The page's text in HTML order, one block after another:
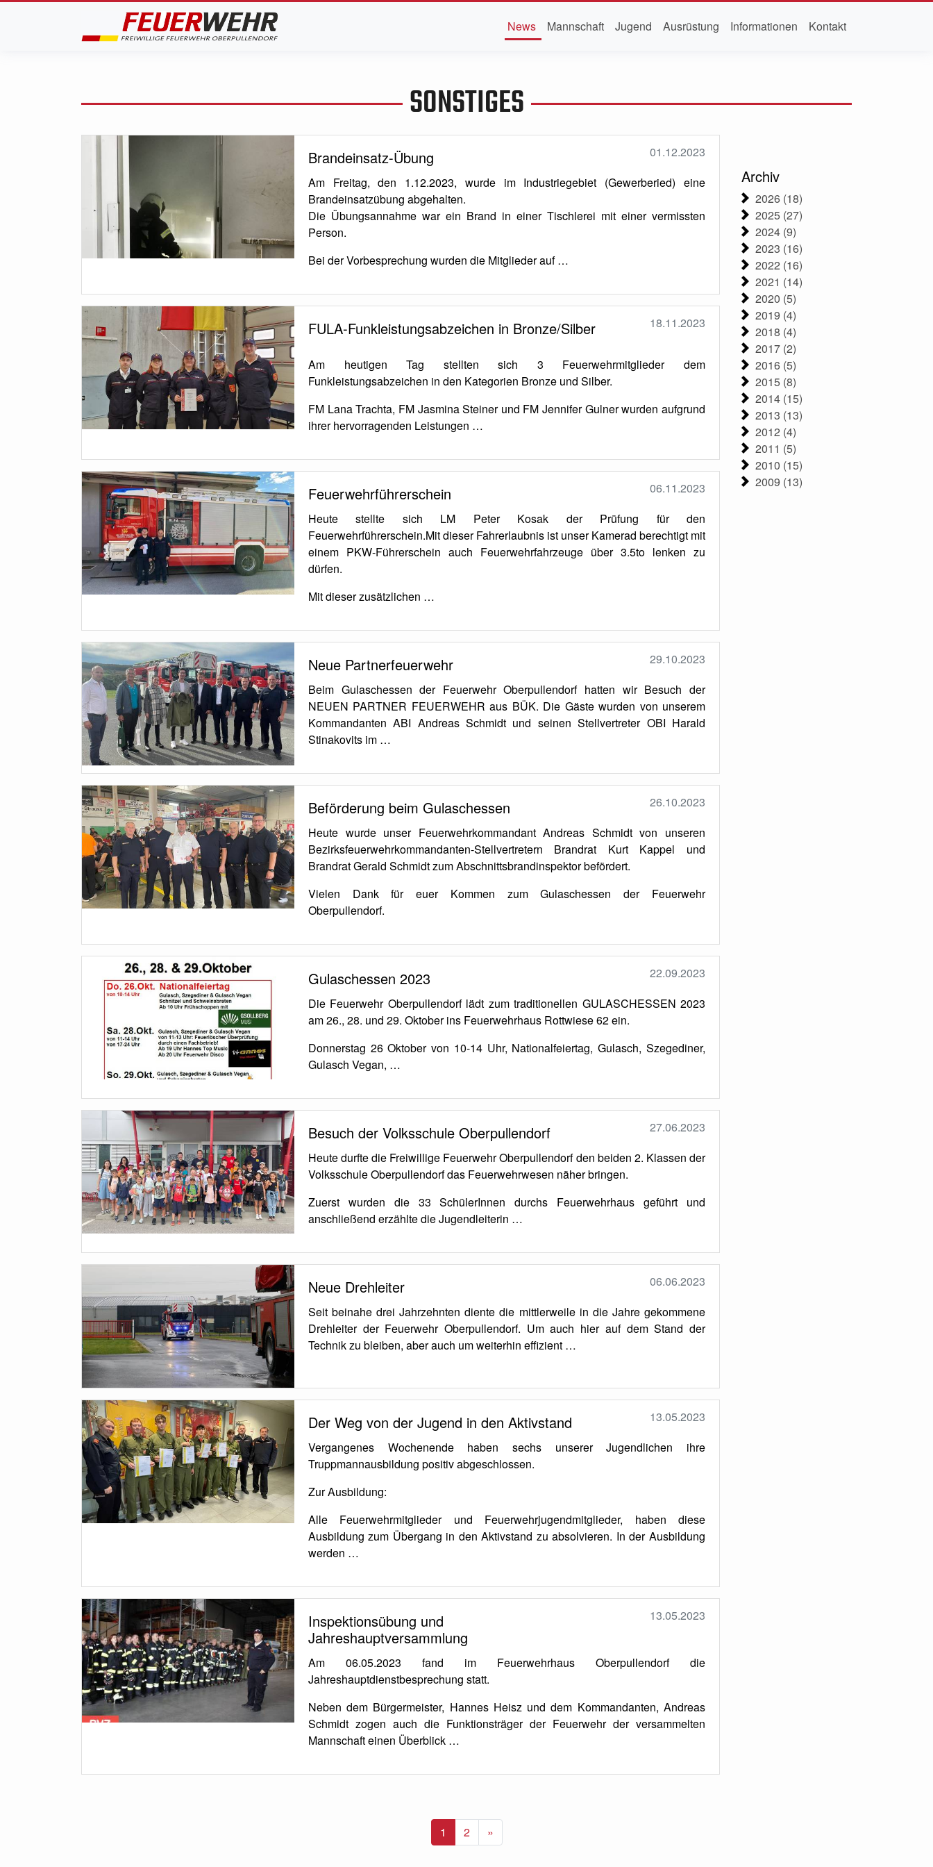
News Mannschaft Jugend Ausrüstung Informationen Kontakt
SONSTIGES
Brandeinsatz-Übung
01.12.2023
Am Freitag, den 1.12.2023, wurde im Industriegebiet (Gewerberied) eine
Brandeinsatzübung abgehalten.
Die Übungsannahme war ein Brand in einer Tischlerei mit einer vermissten
Person.
Bei der Vorbesprechung wurden die Mitglieder auf …
FULA-Funkleistungsabzeichen in Bronze/Silber 18.11.2023
Am heutigen Tag stellten sich 3 Feuerwehrmitglieder dem
Funkleistungsabzeichen in den Kategorien Bronze und Silber.
FM Lana Trachta, FM Jasmina Steiner und FM Jennifer Gulner wurden aufgrund
ihrer hervorragenden Leistungen …
Feuerwehrführerschein
06.11.2023
Heute stellte sich LM Peter Kosak der Prüfung für den
Feuerwehrführerschein.Mit dieser Fahrerlaubnis ist unser Kamerad berechtigt mit
einem PKW-Führerschein auch Feuerwehrfahrzeuge über 3.5to lenken zu
dürfen.
Mit dieser zusätzlichen …
Neue Partnerfeuerwehr
29.10.2023
Beim Gulaschessen der Feuerwehr Oberpullendorf hatten wir Besuch der
NEUEN PARTNER FEUERWEHR aus BÜK. Die Gäste wurden von unserem
Kommandanten ABI Andreas Schmidt und seinen Stellvertreter OBI Harald
Stinakovits im …
Beförderung beim Gulaschessen
26.10.2023
Heute wurde unser Feuerwehrkommandant Andreas Schmidt von unseren
Bezirksfeuerwehrkommandanten-Stellvertretern Brandrat Kurt Kappel und
Brandrat Gerald Schmidt zum Abschnittsbrandinspektor befördert.
Vielen Dank für euer Kommen zum Gulaschessen der Feuerwehr
Oberpullendorf.
Gulaschessen 2023
22.09.2023
Die Feuerwehr Oberpullendorf lädt zum traditionellen GULASCHESSEN 2023
am 26., 28. und 29. Oktober ins Feuerwehrhaus Rottwiese 62 ein.
Donnerstag 26 Oktober von 10-14 Uhr, Nationalfeiertag, Gulasch, Szegediner,
Gulasch Vegan, …
Besuch der Volksschule Oberpullendorf
27.06.2023
Heute durfte die Freiwillige Feuerwehr Oberpullendorf den beiden 2. Klassen der
Volksschule Oberpullendorf das Feuerwehrwesen näher bringen.
Zuerst wurden die 33 SchülerInnen durchs Feuerwehrhaus geführt und
anschließend erzählte die Jugendleiterin …
Neue Drehleiter
06.06.2023
Seit beinahe drei Jahrzehnten diente die mittlerweile in die Jahre gekommene
Drehleiter der Feuerwehr Oberpullendorf. Um auch hier auf dem Stand der
Technik zu bleiben, aber auch um weiterhin effizient …
Der Weg von der Jugend in den Aktivstand
13.05.2023
Vergangenes Wochenende haben sechs unserer Jugendlichen ihre
Truppmannausbildung positiv abgeschlossen.
Zur Ausbildung:
Alle Feuerwehrmitglieder und Feuerwehrjugendmitglieder, haben diese
Ausbildung zum Übergang in den Aktivstand zu absolvieren. In der Ausbildung
werden …
Inspektionsübung und
Jahreshauptversammlung
13.05.2023
Am 06.05.2023 fand im Feuerwehrhaus Oberpullendorf die
Jahreshauptdienstbesprechung statt.
Neben dem Bürgermeister, Hannes Heisz und dem Kommandanten, Andreas
Schmidt zogen auch die Funktionsträger der Feuerwehr der versammelten
Mannschaft einen Überblick …
Archiv
2026 (18)
2025 (27)
2024 (9)
2023 (16)
2022 (16)
2021 (14)
2020 (5)
2019 (4)
2018 (4)
2017 (2)
2016 (5)
2015 (8)
2014 (15)
2013 (13)
2012 (4)
2011 (5)
2010 (15)
2009 (13)
1 2 »Nächste